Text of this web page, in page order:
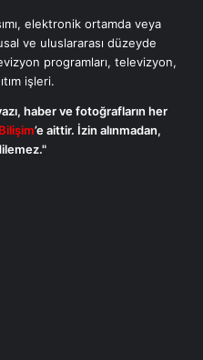
elektronik ortamda veya
ve uluslararası düzeyde
programları, televizyon,
işleri.
haber ve fotoğrafların her
’e aittir. İzin alınmadan,